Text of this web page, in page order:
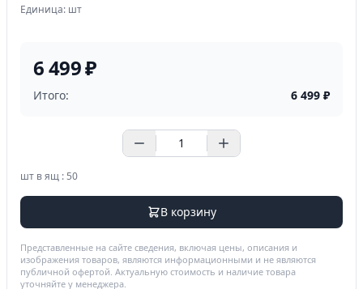
Единица: шт
6 499 ₽
Итого: 6 499 ₽
шт в ящ : 50
В корзину
Представленные на сайте сведения, включая цены, описания и
изображения товаров, являются информационными и не являются
публичной офертой. Актуальную стоимость и наличие товара
уточняйте у менеджера.